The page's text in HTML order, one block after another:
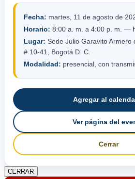
Fecha: martes, 11 de agosto de
Horario: 8:00 a. m. a 4:00 p. m. —
Lugar: Sede Julio Garavito Armero
# 10-41, Bogotá D. C.
Modalidad: presencial, con
Agregar al
Ver página del
Cerrar
CERRAR